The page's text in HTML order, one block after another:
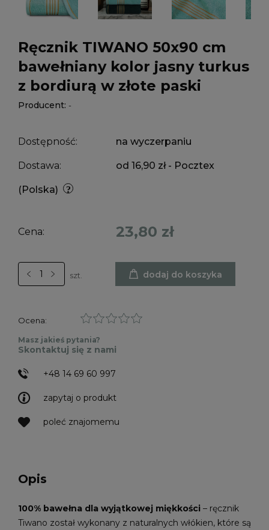
Ręcznik TIWANO 50x90 cm
bawełniany kolor jasny turkus
z bordiurą w złote paski
Producent: -
Dostępność: na wyczerpaniu
Dostawa: od 16,90 zł - Pocztex
(Polska)
Cena: 23,80 zł
szt. dodaj do koszyka
Ocena:
zapytaj o produkt
poleć znajomemu
Masz jakieś pytania?
Skontaktuj się z nami
+48 14 69 60 997
Opis
100% bawełna dla wyjątkowej miękkości – ręcznik
Tiwano został wykonany z naturalnych włókien, które są